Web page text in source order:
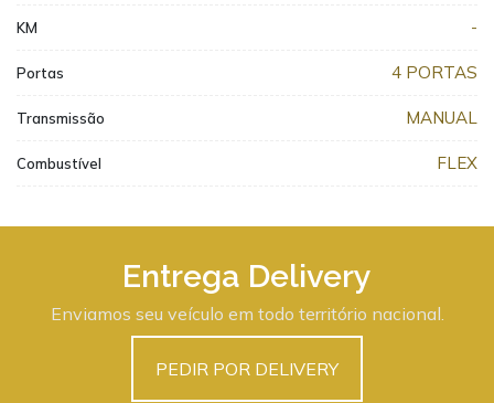
KM -
Portas 4 PORTAS
Transmissão MANUAL
Combustível FLEX
Entrega Delivery
Enviamos seu veículo em todo território nacional.
PEDIR POR DELIVERY